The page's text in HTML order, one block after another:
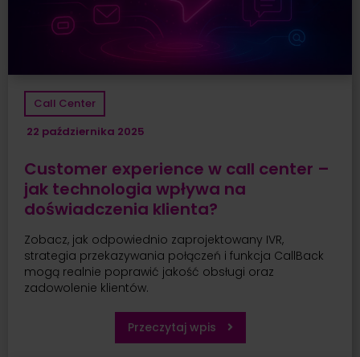
Call Center
22 października 2025
Customer experience w call center –
jak technologia wpływa na
doświadczenia klienta?
Zobacz, jak odpowiednio zaprojektowany IVR,
strategia przekazywania połączeń i funkcja CallBack
mogą realnie poprawić jakość obsługi oraz
zadowolenie klientów.
Przeczytaj wpis